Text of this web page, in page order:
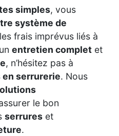
simples, vous
système de
frais imprévus liés à
entretien complet et
, n’hésitez pas à
serrurerie. Nous
le bon
serrures et
.